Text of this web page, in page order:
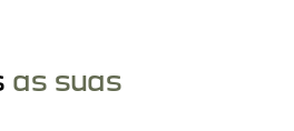
as suas